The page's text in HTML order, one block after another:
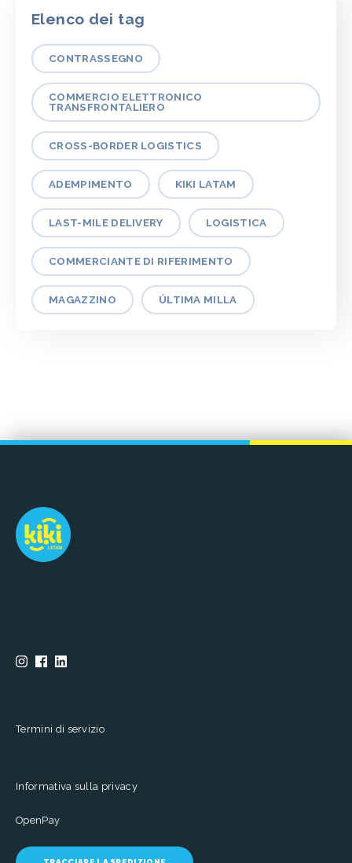
Elenco dei tag
CONTRASSEGNO
COMMERCIO ELETTRONICO
TRANSFRONTALIERO
CROSS-BORDER LOGISTICS
ADEMPIMENTO KIKI LATAM
LAST-MILE DELIVERY LOGISTICA
COMMERCIANTE DI RIFERIMENTO
MAGAZZINO ÚLTIMA MILLA
Termini di servizio
Informativa sulla privacy
OpenPay